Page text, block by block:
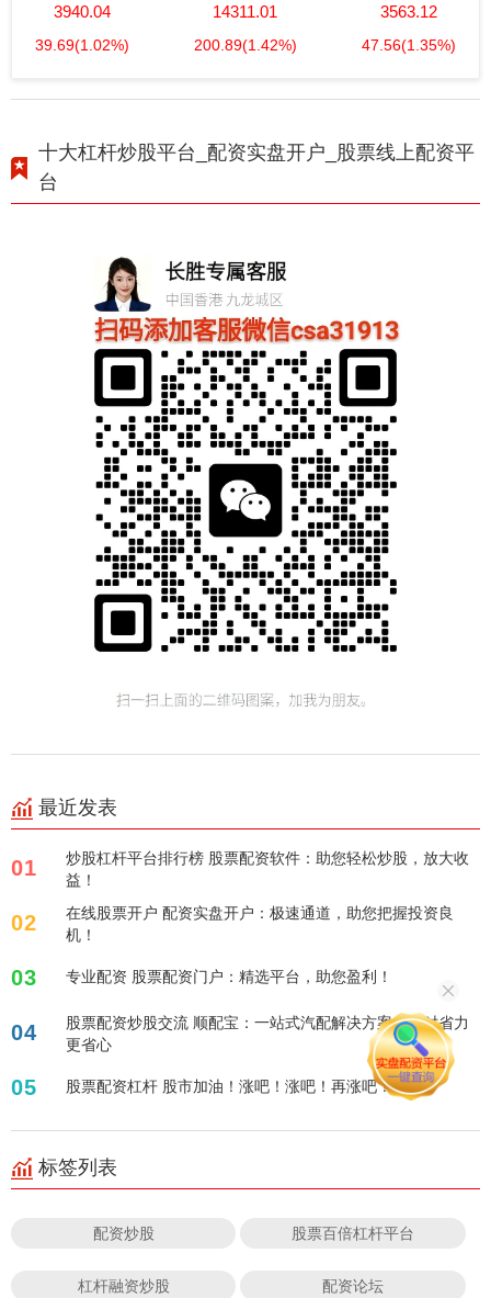
3940.04
39.69(1.02%)
14311.01
200.89(1.42%)
3563.12
47.56(1.35%)
十大杠杆炒股平台_配资实盘开户_股票线上配资平
台
最近发表
01
炒股杠杆平台排行榜 股票配资软件：助您轻松炒股，放大收
益！
02
在线股票开户 配资实盘开户：极速通道，助您把握投资良
机！
03 专业配资 股票配资门户：精选平台，助您盈利！
04
股票配资炒股交流 顺配宝：一站式汽配解决方案，省时省力
更省心
05 股票配资杠杆 股市加油！涨吧！涨吧！再涨吧！
标签列表
配资炒股 股票百倍杠杆平台
杠杆融资炒股 配资论坛